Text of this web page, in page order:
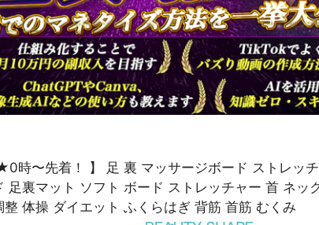
時〜先着！ 】 足 裏 マッサージボード ストレッ
足裏マット ソフト ボード ストレッチャー 首 ネッ
体操 ダイエット ふくらはぎ 背筋 首筋 むくみ